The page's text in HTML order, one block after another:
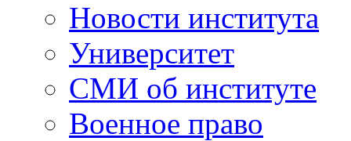
Новости института
Университет
СМИ об институте
Военное право